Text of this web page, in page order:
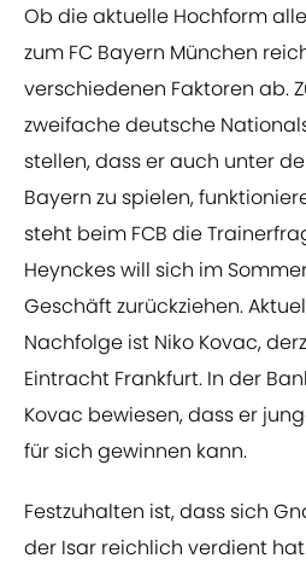
Ob die aktuelle Hochform
zum FC Bayern München
verschiedenen Faktoren ab.
zweifache deutsche
stellen, dass er auch unter
Bayern zu spielen,
steht beim FCB die
Heynckes will sich im
Geschäft zurückziehen.
Nachfolge ist Niko Kovac,
Eintracht Frankfurt. In der
Kovac bewiesen, dass er
für sich gewinnen kann.
Festzuhalten ist, dass sich
der Isar reichlich verdient